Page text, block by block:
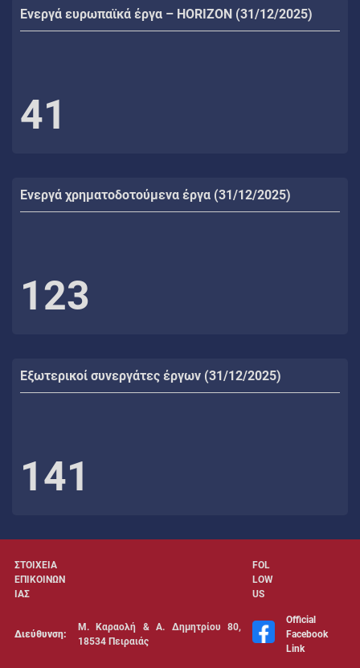
Ενεργά ευρωπαϊκά έργα – HORIZON (31/12/2025)
41
Ενεργά χρηματοδοτούμενα έργα (31/12/2025)
123
Εξωτερικοί συνεργάτες έργων (31/12/2025)
141
ΣΤΟΙΧΕΙΑ
ΕΠΙΚΟΙΝΩΝ
ΙΑΣ
FOL
LOW
US
Διεύθυνση:
Μ. Καραολή & Α. Δημητρίου 80,
18534 Πειραιάς
Official
Facebook
Link